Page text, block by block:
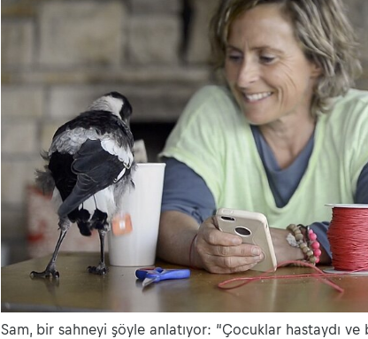
Sam, bir sahneyi şöyle anlatıyor: “Çocuklar hastaydı ve